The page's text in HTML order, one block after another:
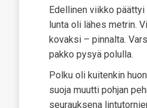
Edellinen viikko
lunta oli lähes metrin.
kovaksi – pinnalta.
pakko pysyä polulla.
Polku oli kuitenkin
suoja muutti pohjan
seurauksena